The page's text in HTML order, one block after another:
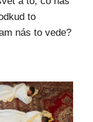
to
nás to vede?